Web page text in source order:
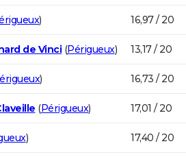
) 16,97 / 20
de Vinci(Périgueux) 13,17 / 20
) 16,73 / 20
(Périgueux) 17,01 / 20
) 17,40 / 20